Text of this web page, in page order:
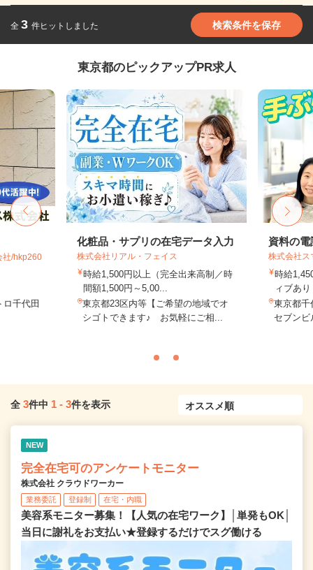
全 3 件ヒットしました 検索条件を保存
東京都のピックアップPR求人
社/hkp260
ロ千代田
化粧品・サプリの在宅データ入力
株式会社リアル・フェイス
時給1,500円以上（完全出来高制／時
間額1,500円～5,00...
東京都23区内等【ご希望の地域でオ
シゴトできます♪ お気軽にご相...
資料の
株式会社ス
時給
ィブあ
東京都
セブン
全 3件中 1 - 3件を表示
NEW
完全在宅可のアンケートモニター
株式会社 クラウドワーカー
業務委託 登録制 在宅・内職
美容系モニター募集！【人気の在宅ワーク】│単発もOK│
当日に謝礼をお支払い★登録するだけでスグ働ける